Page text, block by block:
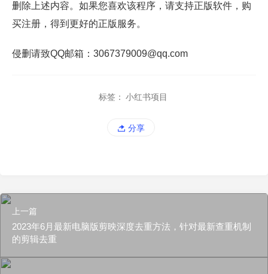
删除上述内容。如果您喜欢该程序，请支持正版软件，购
买注册，得到更好的正版服务。
侵删请致QQ邮箱：3067379009@qq.com
标签： 小红书项目
分享
上一篇
2023年6月最新电脑版剪映深度去重方法，针对最新查重机制
的剪辑去重